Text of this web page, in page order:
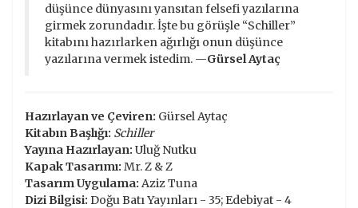
düşünce dünyasını yansıtan felsefi yazılarına
girmek zorundadır. İşte bu görüşle “Schiller”
kitabını hazırlarken ağırlığı onun düşünce
yazılarına vermek istedim. —Gürsel Aytaç
Hazırlayan ve Çeviren: Gürsel Aytaç
Kitabın Başlığı: Schiller
Yayına Hazırlayan: Uluğ Nutku
Kapak Tasarımı: Mr. Z & Z
Tasarım Uygulama: Aziz Tuna
Dizi Bilgisi: Doğu Batı Yayınları - 35; Edebiyat - 4